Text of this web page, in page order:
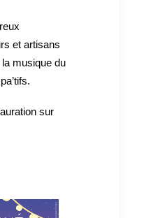
et artisans
musique du
sur